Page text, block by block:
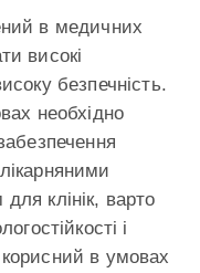
в медичних
високі
безпечність.
необхідно
клінік, варто
і
в умовах